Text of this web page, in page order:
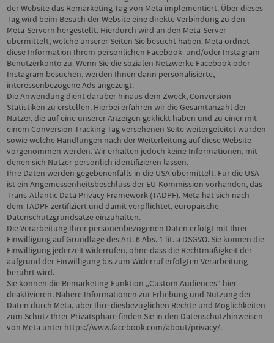
der Website das Remarketing-Tag von Meta implementiert. Über dieses
Tag wird beim Besuch der Website eine direkte Verbindung zu den
Meta-Servern hergestellt. Hierdurch wird an den Meta-Server
übermittelt, welche unserer Seiten Sie besucht haben. Meta ordnet
diese Information Ihrem persönlichen Facebook- und/oder Instagram-
Benutzerkonto zu. Wenn Sie die sozialen Netzwerke Facebook oder
Instagram besuchen, werden Ihnen dann personalisierte,
interessenbezogene Ads angezeigt.
Die Anwendung dient darüber hinaus dem Zweck, Conversion-
Statistiken zu erstellen. Hierbei erfahren wir die Gesamtanzahl der
Nutzer, die auf eine unserer Anzeigen geklickt haben und zu einer mit
einem Conversion-Tracking-Tag versehenen Seite weitergeleitet wurden
sowie welche Handlungen nach der Weiterleitung auf diese Website
vorgenommen werden. Wir erhalten jedoch keine Informationen, mit
denen sich Nutzer persönlich identifizieren lassen.
Ihre Daten werden gegebenenfalls in die USA übermittelt. Für die USA
ist ein Angemessenheitsbeschluss der EU-Kommission vorhanden, das
Trans-Atlantic Data Privacy Framework (TADPF). Meta hat sich nach
dem TADPF zertifiziert und damit verpflichtet, europäische
Datenschutzgrundsätze einzuhalten.
Die Verarbeitung Ihrer personenbezogenen Daten erfolgt mit Ihrer
Einwilligung auf Grundlage des Art. 6 Abs. 1 lit. a DSGVO. Sie können die
Einwilligung jederzeit widerrufen, ohne dass die Rechtmäßigkeit der
aufgrund der Einwilligung bis zum Widerruf erfolgten Verarbeitung
berührt wird.
Sie können die Remarketing-Funktion „Custom Audiences“ hier
deaktivieren. Nähere Informationen zur Erhebung und Nutzung der
Daten durch Meta, über Ihre diesbezüglichen Rechte und Möglichkeiten
zum Schutz Ihrer Privatsphäre finden Sie in den Datenschutzhinweisen
von Meta unter https://www.facebook.com/about/privacy/.